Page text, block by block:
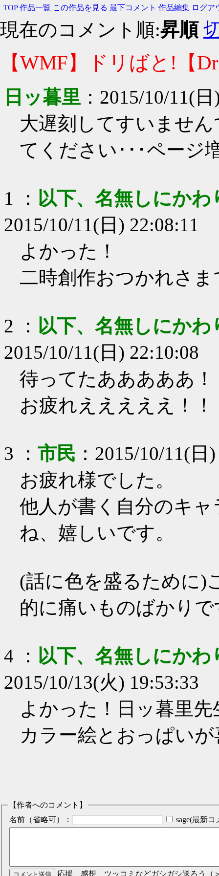
TOP 作品一覧 この作品を見る 最下コメント 作品編集 ログア
現在のコメント順:昇順
【WMF】ドリばと!【
日ッ暮里 ： 2015/10/11(
大遅刻してすいませ
てください･･･ページ
1 ： 以下、名無しにか
2015/10/11(日) 22:08:11
よかった！
二時創作おつかれさま
2 ： 以下、名無しにか
2015/10/11(日) 22:10:08
待ってたあああああ！
お疲れえええええ！！
3 ： 市民 ： 2015/10/11(日
お疲れ様でした。
他人が書く自分のキ
ね、嬉しいです。
(話に色を盛るために)
的に痛いものばかり
4 ： 以下、名無しにか
2015/10/13(火) 19:53:33
よかった！日ッ暮里
カラー絵とおっぱい
【作者へのコメント】
名前（省略可）：
sage(最新
応援、感想、ツッコミなどガシガシ送ろう（